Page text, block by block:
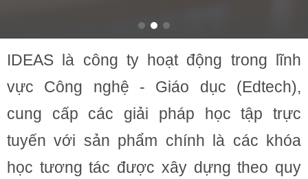
IDEAS là công ty hoạt động trong lĩnh
vực Công nghệ - Giáo dục (Edtech),
cung cấp các giải pháp học tập trực
tuyến với sản phẩm chính là các khóa
học tương tác được xây dựng theo quy